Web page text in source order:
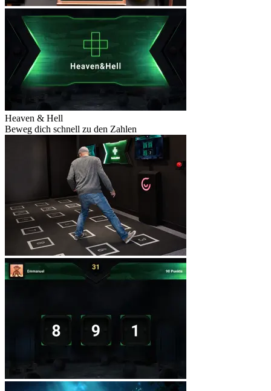
Heaven & Hell
Beweg dich schnell zu den Zahlen